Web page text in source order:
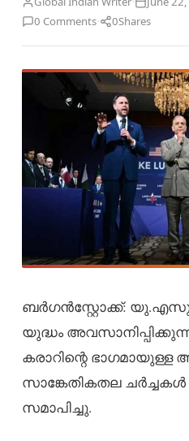
0 Comments· 0Shares
ബർഗൻസ്റ്റോക്ക്:
യുദ്ധം
കരാറിന്റെ ഭാഗമായുള്ള
സാങ്കേതികതല
സമാപിച്ചു.